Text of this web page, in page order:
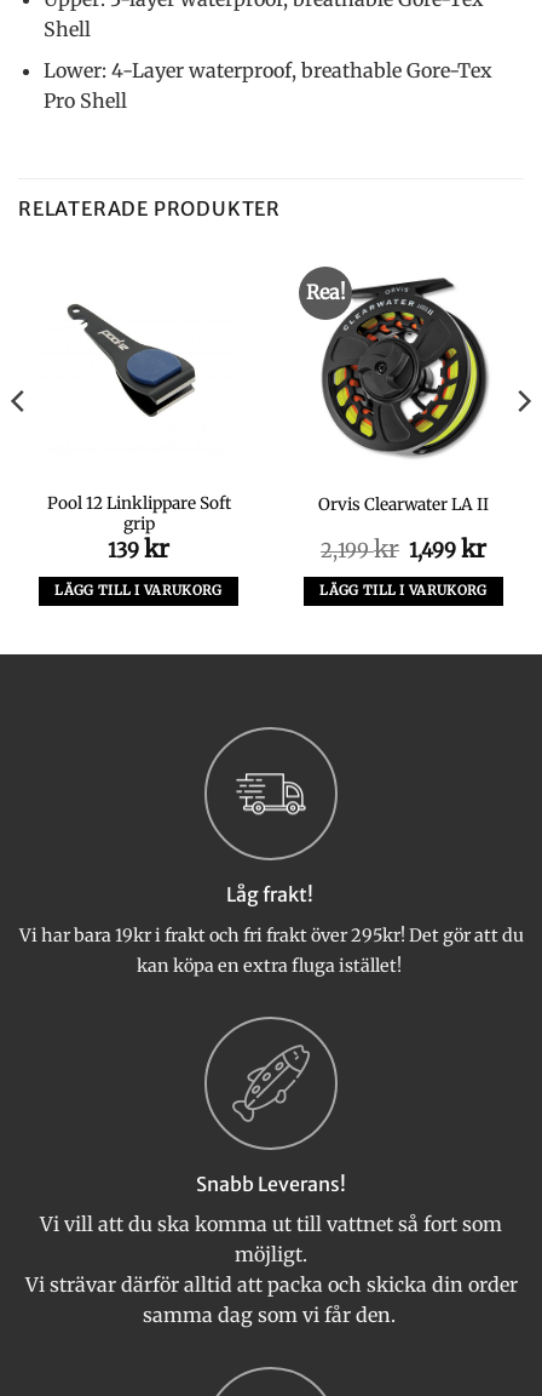
Shell
Lower: 4-Layer waterproof, breathable Gore-Tex
Pro Shell
RELATERADE PRODUKTER
Pool 12 Linklippare Soft
grip
139 kr
LÄGG TILL I VARUKORG
Rea!
Orvis Clearwater LA II
2,199kr Det
ursprungliga
priset
var:
1,499 krDet
priset
är:
LÄGG TILL I VARUKORG
Låg frakt!
Vi har bara 19kr i frakt och fri frakt över 295kr! Det gör att du
kan köpa en extra fluga istället!
Snabb Leverans!
Vi vill att du ska komma ut till vattnet så fort som
möjligt.
Vi strävar därför alltid att packa och skicka din order
samma dag som vi får den.